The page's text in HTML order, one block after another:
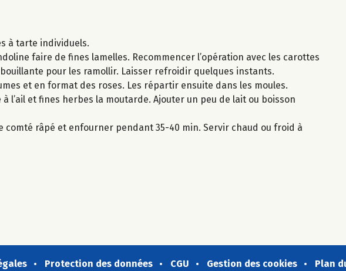
à tarte individuels.
faire de fines lamelles. Recommencer l’opération avec les carottes
pour les ramollir. Laisser refroidir quelques instants.
et en format des roses. Les répartir ensuite dans les moules.
l’ail et fines herbes la moutarde. Ajouter un peu de lait ou boisson
râpé et enfourner pendant 35-40 min. Servir chaud ou froid à
Protection des données CGU Gestion des cookies Plan